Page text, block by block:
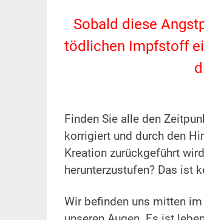
Sobald diese
tödlichen Impfstoff
Finden Sie alle den
korrigiert und durch den
Kreation zurückgeführt
herunterzustufen? Das ist
Wir befinden uns mitten